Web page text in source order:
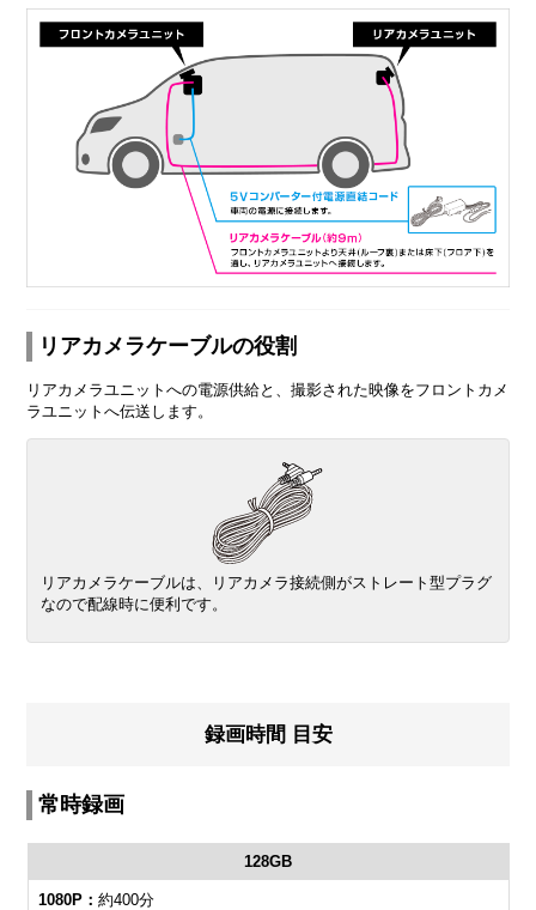
リアカメラケーブルの役割
リアカメラユニットへの電源供給と、撮影された映像をフロントカメ
ラユニットへ伝送します。
リアカメラケーブルは、リアカメラ接続側がストレート型プラグ
なので配線時に便利です。
録画時間 目安
常時録画
128GB
約400分